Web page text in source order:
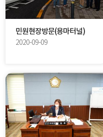
민원현장방문(용마터널)
2020-09-09